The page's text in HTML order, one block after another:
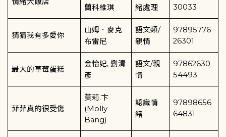
蘭科維琪
緒處理
30033
猜猜我有多愛你
山姆．麥克
布雷尼
語文類/
親情
97895776
26301
最大的草莓蛋糕
金怡妃,劉清
彥
語文/親
情
97862630
54493
菲菲真的很受傷
莫莉.卞
(Molly
Bang)
認識情
緒
97898656
64831